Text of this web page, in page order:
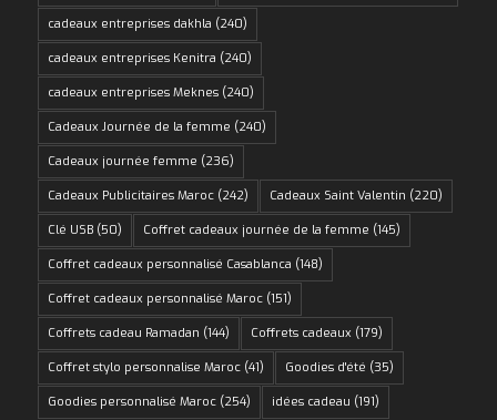
cadeaux entreprises dakhla (240)
cadeaux entreprises Kenitra (240)
cadeaux entreprises Meknes(240)
Cadeaux Journée de la femme (240)
Cadeaux journée femme (236)
Cadeaux Publicitaires Maroc(242) Cadeaux Saint Valentin (220)
Clé USB(50) Coffret cadeaux journée de la femme (145)
Coffret cadeaux personnalisé Casablanca (148)
Coffret cadeaux personnalisé Maroc(151)
Coffrets cadeau Ramadan (144) Coffrets cadeaux (179)
Coffret stylo personnalise Maroc(41) Goodies d'été (35)
Goodies personnalisé Maroc(254) idées cadeau (191)